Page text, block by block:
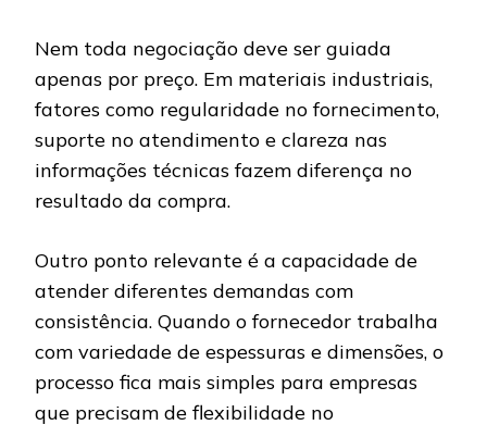
Nem toda negociação deve ser guiada
apenas por preço. Em materiais industriais,
fatores como regularidade no fornecimento,
suporte no atendimento e clareza nas
informações técnicas fazem diferença no
resultado da compra.
Outro ponto relevante é a capacidade de
atender diferentes demandas com
consistência. Quando o fornecedor trabalha
com variedade de espessuras e dimensões, o
processo fica mais simples para empresas
que precisam de flexibilidade no